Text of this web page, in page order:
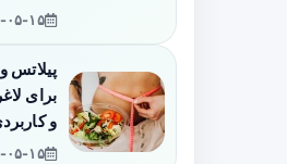
۱۴۰۵-
پیلاتس
برای
و
۱۴۰۵-